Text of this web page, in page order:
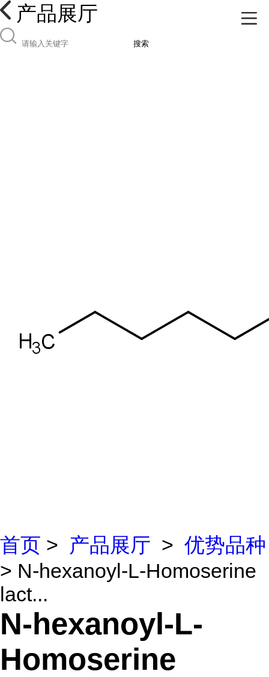
产品展厅
搜索
首页 > 产品展厅 > 优势品种
> N-hexanoyl-L-Homoserine
lact...
N-hexanoyl-L-
Homoserine